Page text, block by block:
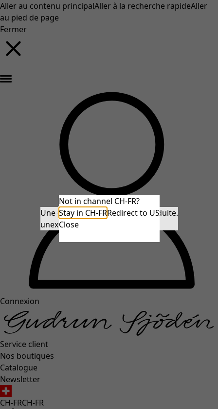
Aller au contenu principalAller à la recherche rapideAller
au pied de page
Fermer
Connexion
Service client
Nos boutiques
Catalogue
Newsletter
CH-FRCH-FR
Not in channel CH-FR?
Stay in CH-FRRedirect to US
Close
Une erreur inattendue s'est produite.
unexpectederror.buttontext